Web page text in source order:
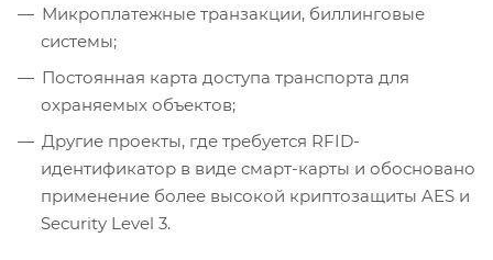
Микроплатежные транзакции, биллинговые
системы;
Постоянная карта доступа транспорта для
охраняемых объектов;
Другие проекты, где требуется RFID-
идентификатор в виде смарт-карты и обосновано
применение более высокой криптозащиты AES и
Security Level 3.